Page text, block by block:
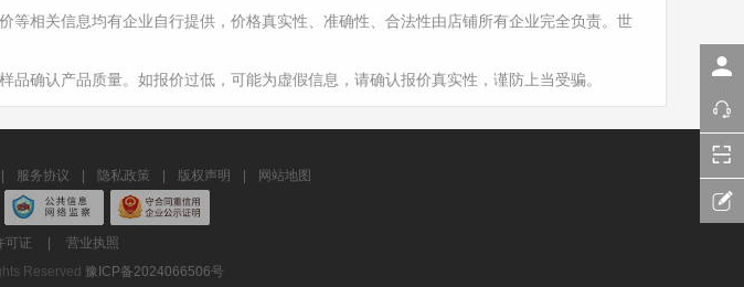
等相关信息均有企业自行提供，价格真实性、准确性、合法性由店铺所有企业完全负责。世
确认产品质量。如报价过低，可能为虚假信息，请确认报价真实性，谨防上当受骗。
服务协议 隐私政策 版权声明 网站地图
可证
营业执照
Reserved 豫ICP备2024066506号